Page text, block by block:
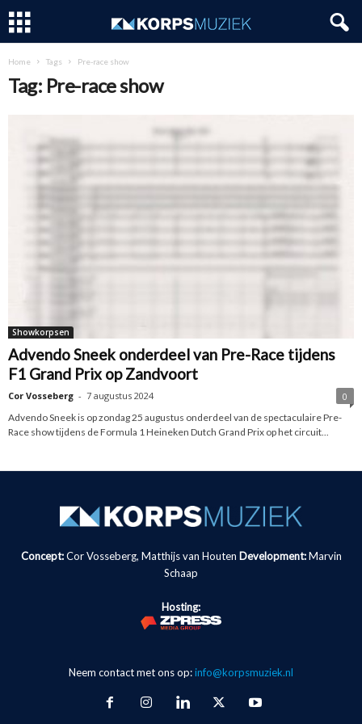
Home Tags Pre-race show
Tag: Pre-race show
Showkorpsen
Advendo Sneek onderdeel van Pre-Race tijdens
F1 Grand Prix op Zandvoort
Cor Vosseberg - 7 augustus 2024
0
Advendo Sneek is op zondag 25 augustus onderdeel van de spectaculaire Pre-
Race show tijdens de Formula 1 Heineken Dutch Grand Prix op het circuit...
Concept:Cor Vosseberg, Matthijs van Houten Development: Marvin
Schaap
Hosting:
Neem contact met ons op:info@korpsmuziek.nl